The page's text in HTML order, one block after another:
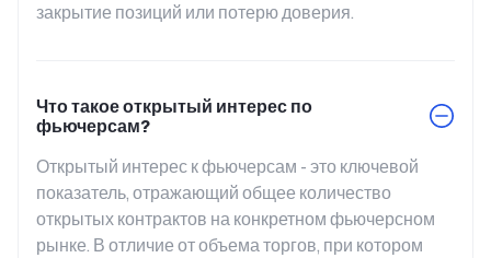
закрытие позиций или потерю доверия.
Что такое открытый интерес по
фьючерсам?
Открытый интерес к фьючерсам - это ключевой
показатель, отражающий общее количество
открытых контрактов на конкретном фьючерсном
рынке. В отличие от объема торгов, при котором